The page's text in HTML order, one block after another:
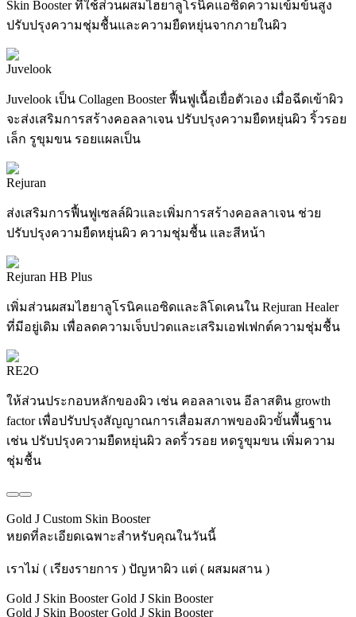
Skin Booster ที่ใช้ส่วนผสมไฮยาลูโรนิคแอซิดความเข้มข้นสูง
ปรับปรุงความชุ่มชื้นและความยืดหยุ่นจากภายในผิว
Juvelook
Juvelook เป็น Collagen Booster ฟื้นฟูเนื้อเยื่อตัวเอง เมื่อฉีดเข้าผิว
จะส่งเสริมการสร้างคอลลาเจน ปรับปรุงความยืดหยุ่นผิว ริ้วรอย
เล็ก รูขุมขน รอยแผลเป็น
Rejuran
ส่งเสริมการฟื้นฟูเซลล์ผิวและเพิ่มการสร้างคอลลาเจน ช่วย
ปรับปรุงความยืดหยุ่นผิว ความชุ่มชื้น และสีหน้า
Rejuran HB Plus
เพิ่มส่วนผสมไฮยาลูโรนิคแอซิดและลิโดเคนใน Rejuran Healer
ที่มีอยู่เดิม เพื่อลดความเจ็บปวดและเสริมเอฟเฟกต์ความชุ่มชื้น
RE2O
ให้ส่วนประกอบหลักของผิว เช่น คอลลาเจน อีลาสติน growth
factor เพื่อปรับปรุงสัญญาณการเสื่อมสภาพของผิวขั้นพื้นฐาน
เช่น ปรับปรุงความยืดหยุ่นผิว ลดริ้วรอย หดรูขุมขน เพิ่มความ
ชุ่มชื้น
Gold J Custom Skin Booster
หยดที่ละเอียดเฉพาะสำหรับคุณในวันนี้
เราไม่ ( เรียงรายการ ) ปัญหาผิว แต่ ( ผสมผสาน )
Gold J Skin Booster Gold J Skin Booster
Gold J Skin Booster Gold J Skin Booster